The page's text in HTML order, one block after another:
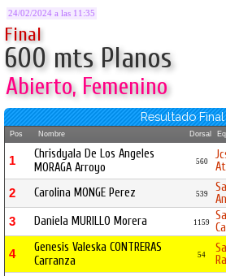
24/02/2024 a las 11:35
Final
600 mts Planos
Abierto, Femenino
Resultado Final
Pos Nombre Dorsal
1
Chrisdyala De Los Angeles
MORAGA Arroyo
560
2 Carolina MONGE Perez 539
3 Daniela MURILLO Morera 1159
4
Genesis Valeska CONTRERAS
Carranza
54